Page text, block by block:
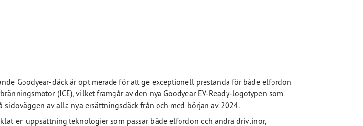
Goodyear-däck är optimerade för att ge exceptionell prestanda för både elfordon
(ICE), vilket framgår av den nya Goodyear EV-Ready-logotypen som
sidoväggen av alla nya ersättningsdäck från och med början av 2024.
en uppsättning teknologier som passar både elfordon och andra drivlinor,